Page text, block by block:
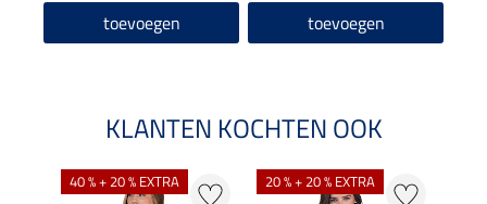
toevoegen toevoegen
KLANTEN KOCHTEN OOK
40 % + 20 % EXTRA 20 % + 20 % EXTRA